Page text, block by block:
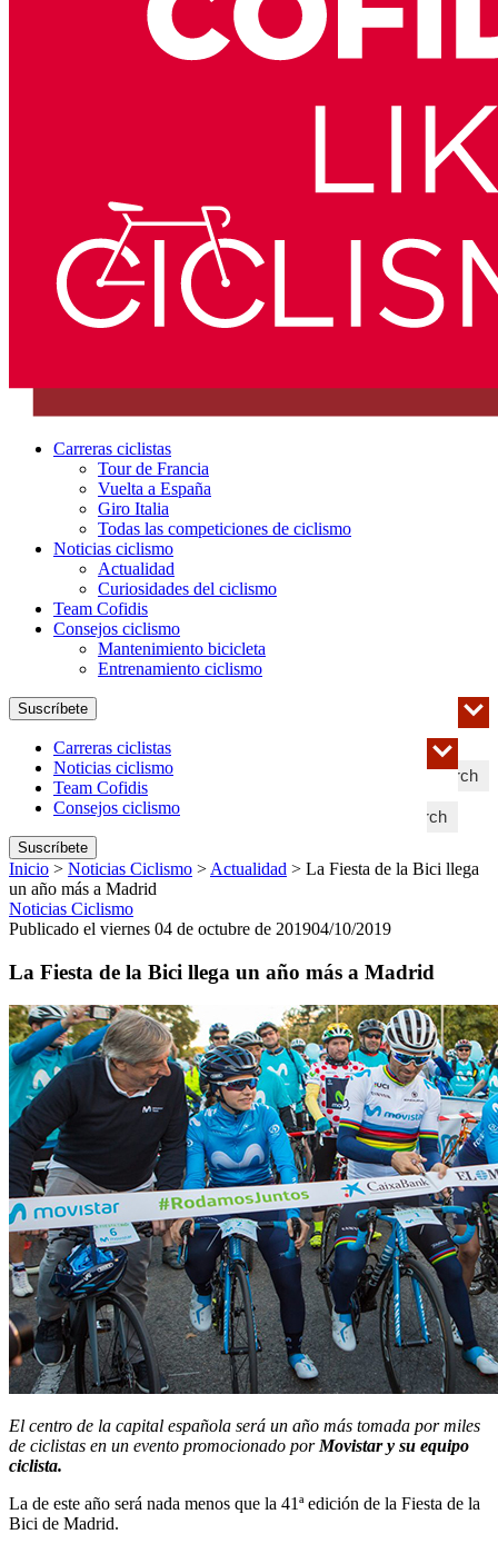
Carreras ciclistas
Tour de Francia
Vuelta a España
Giro Italia
Todas las competiciones de ciclismo
Noticias ciclismo
Actualidad
Curiosidades del ciclismo
Team Cofidis
Consejos ciclismo
Mantenimiento bicicleta
Entrenamiento ciclismo
Search
Suscríbete
Search
Carreras ciclistas
Noticias ciclismo
Team Cofidis
Consejos ciclismo
Suscríbete
Inicio > Noticias Ciclismo > Actualidad > La Fiesta de la Bici llega
un año más a Madrid
Noticias Ciclismo
Publicado el viernes 04 de octubre de 201904/10/2019
La Fiesta de la Bici llega un año más a Madrid
El centro de la capital española será un año más tomada por miles
de ciclistas en un evento promocionado porMovistar y su equipo
ciclista.
La de este año será nada menos que la 41ª edición de la Fiesta de la
Bici de Madrid.